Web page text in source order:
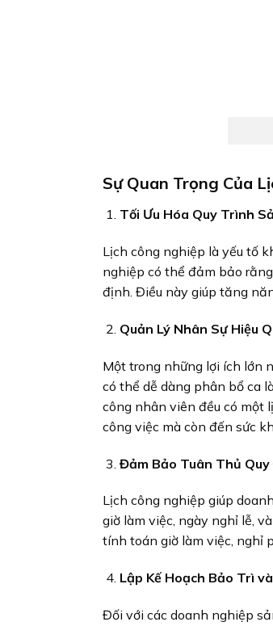
Sự Quan Trọng Của
Tối Ưu Hóa Quy Trình
Lịch công nghiệp là yếu tố
nghiệp có thể đảm bảo
định. Điều này giúp tăng
Quản Lý Nhân Sự Hiệu
Một trong những lợi ích lớn
có thể dễ dàng phân bổ ca
công nhân viên đều có một
công việc mà còn đến sức
Đảm Bảo Tuân Thủ
Lịch công nghiệp giúp
giờ làm việc, ngày nghỉ lễ,
tính toán giờ làm việc, nghỉ
Lập Kế Hoạch Bảo Trì
Đối với các doanh nghiệp